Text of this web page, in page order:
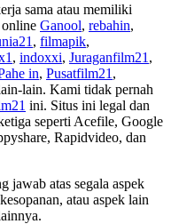
sama atau memiliki
online Ganool, rebahin,
, filmapik,
, indoxxi, Juraganfilm21 ,
in, Pusatfilm21 ,
lain. Kami tidak pernah
ini. Situs ini legal dan
seperti Acefile, Google
Rapidvideo, dan
jawab atas segala aspek
atau aspek lain